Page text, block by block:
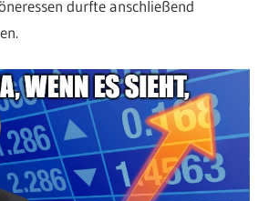
durfte anschließend